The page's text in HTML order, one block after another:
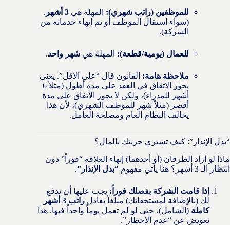
للموظفين (راتب شهري): المهلة هي 3 أشهر
.
(سواء استقال الموظف أو تم إنهاء خدماته من
الشركة).
للعمال (يومية/قطعة): المهلة هي شهر واحد.
ملاحظة هامة: القانون قال “على الأقل”. يعني
يجوز الاتفاق في العقد على مدة أطول (مثلاً 6
أشهر للمدراء)، ولكن لا يجوز الاتفاق على مدة
أقصر (مثلاً شهر للموظف الشهري)، لأن هذا
يخالف النظام العام ومصلحة العامل.
“بدل الإنذار”: كيف تشتري حريتك بالمال؟
ماذا لو أراد الطرفان (أو أحدهما) إنهاء العلاقة “فوراً” دون
انتظار الـ 3 أشهر؟ هنا يأتي مفهوم
“بدل الإنذار”.
إذا قامت الشركة بفصلك فوراً: يجب عليها أن تدفع
لك (بالإضافة لمستحقاتك) مبلغاً يعادل
راتب 3 أشهر
كاملة (الشامل)، حتى لو لم تعمل يوماً واحداً فيها. هذا
تعويض عن “عدم الإخطار”.